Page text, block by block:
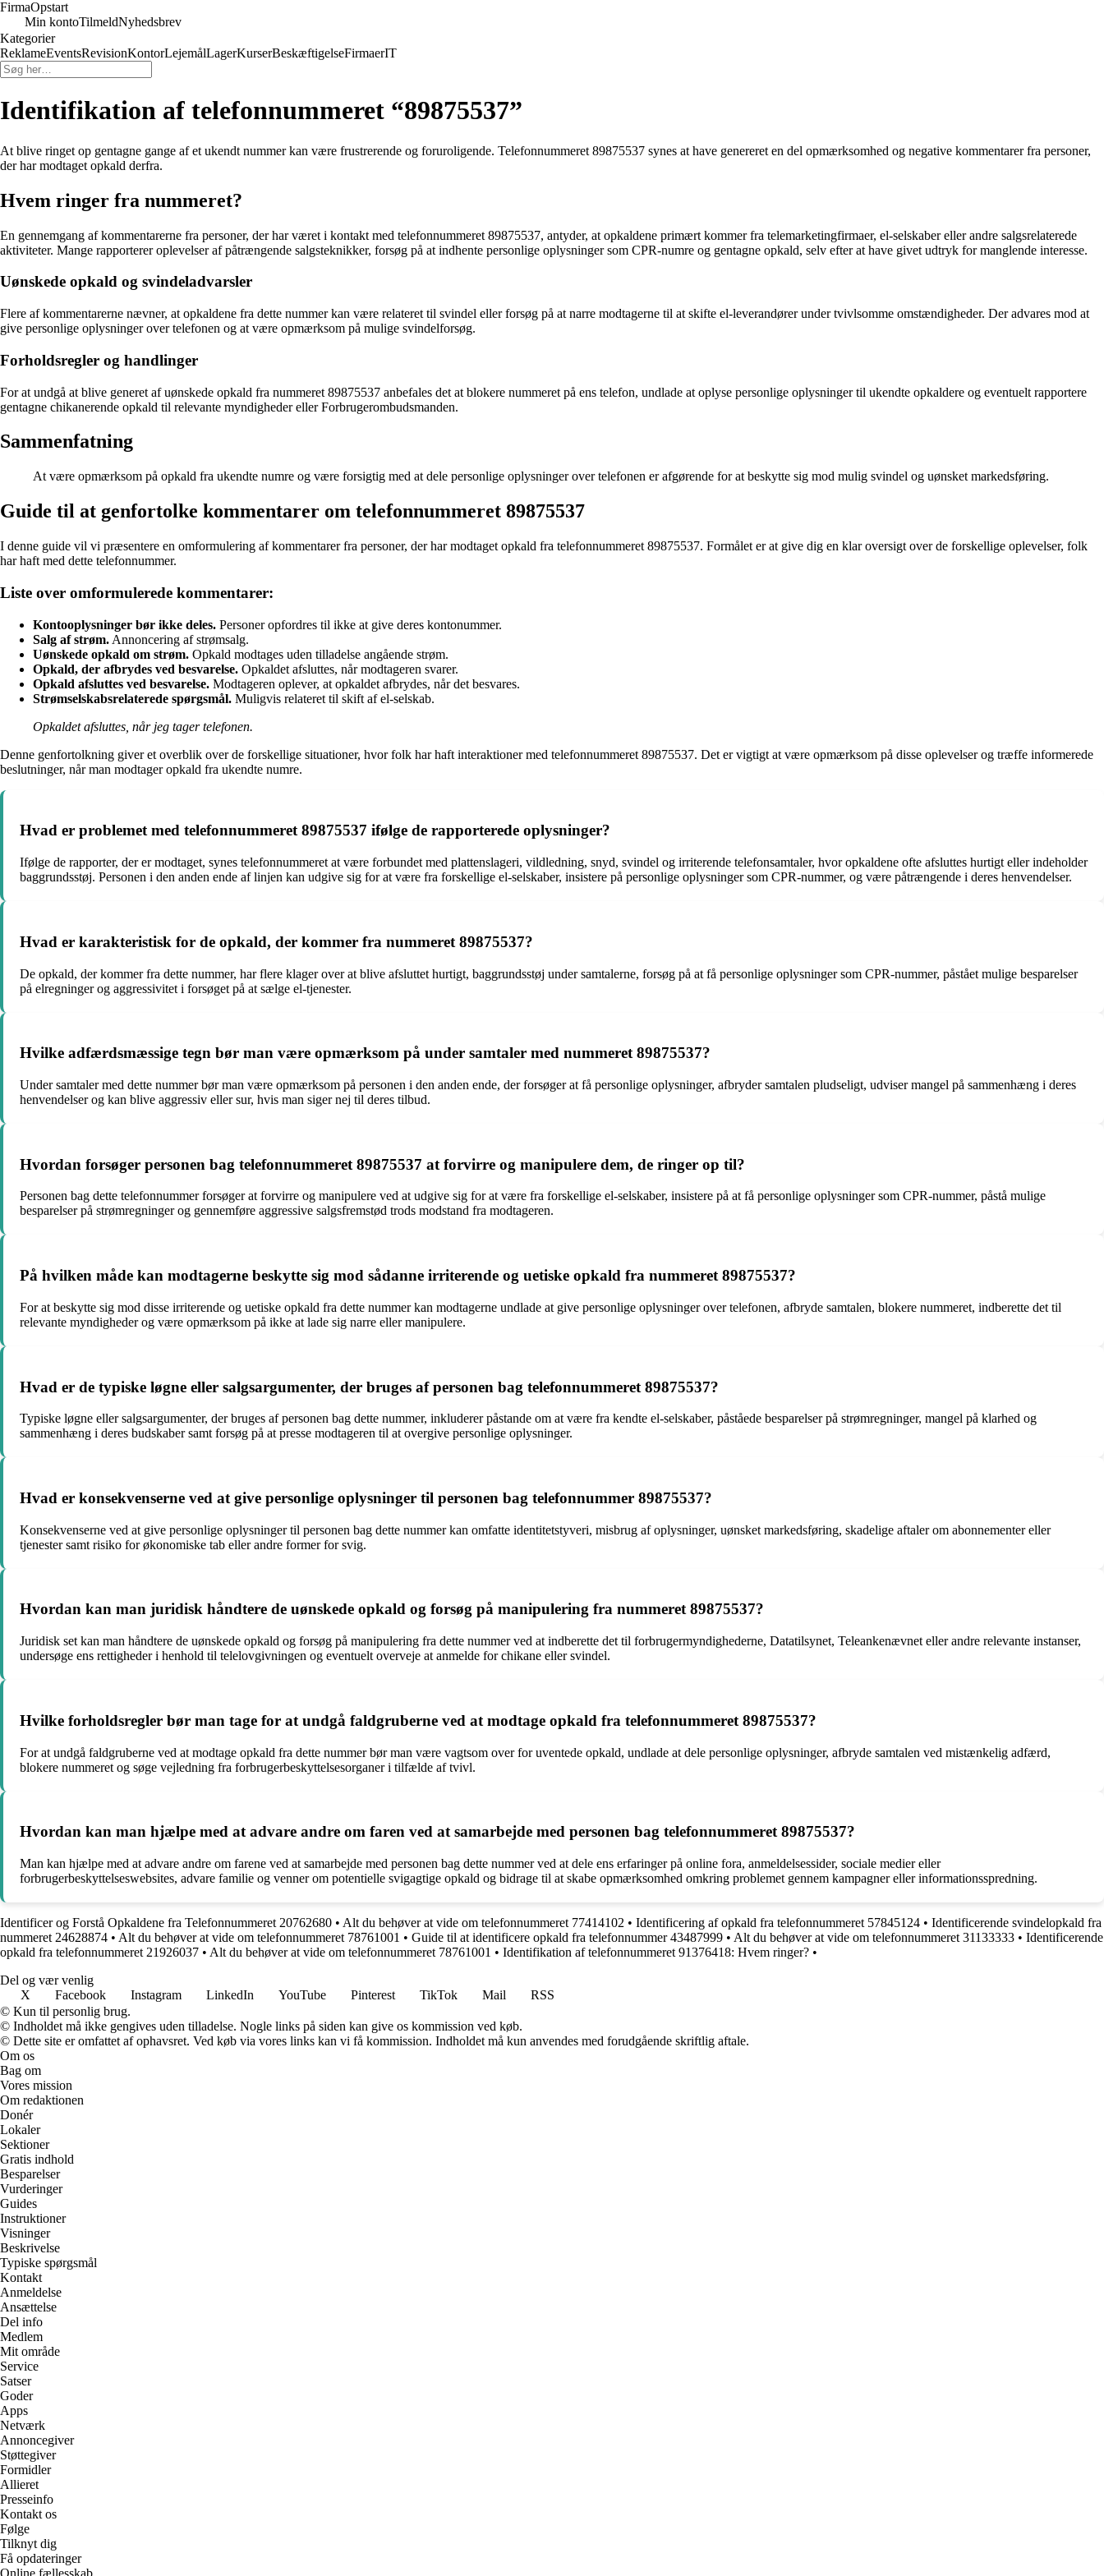
FirmaOpstart
Min kontoTilmeldNyhedsbrev
Kategorier
ReklameEventsRevisionKontorLejemålLagerKurserBeskæftigelseFirmaerIT
Identifikation af telefonnummeret “89875537”
At blive ringet op gentagne gange af et ukendt nummer kan være frustrerende og foruroligende. Telefonnummeret 89875537 synes at have genereret en del opmærksomhed og negative kommentarer fra personer,
der har modtaget opkald derfra.
Hvem ringer fra nummeret?
En gennemgang af kommentarerne fra personer, der har været i kontakt med telefonnummeret 89875537, antyder, at opkaldene primært kommer fra telemarketingfirmaer, el-selskaber eller andre salgsrelaterede
aktiviteter. Mange rapporterer oplevelser af påtrængende salgsteknikker, forsøg på at indhente personlige oplysninger som CPR-numre og gentagne opkald, selv efter at have givet udtryk for manglende interesse.
Uønskede opkald og svindeladvarsler
Flere af kommentarerne nævner, at opkaldene fra dette nummer kan være relateret til svindel eller forsøg på at narre modtagerne til at skifte el-leverandører under tvivlsomme omstændigheder. Der advares mod at
give personlige oplysninger over telefonen og at være opmærksom på mulige svindelforsøg.
Forholdsregler og handlinger
For at undgå at blive generet af uønskede opkald fra nummeret 89875537 anbefales det at blokere nummeret på ens telefon, undlade at oplyse personlige oplysninger til ukendte opkaldere og eventuelt rapportere
gentagne chikanerende opkald til relevante myndigheder eller Forbrugerombudsmanden.
Sammenfatning
At være opmærksom på opkald fra ukendte numre og være forsigtig med at dele personlige oplysninger over telefonen er afgørende for at beskytte sig mod mulig svindel og uønsket markedsføring.
Guide til at genfortolke kommentarer om telefonnummeret 89875537
I denne guide vil vi præsentere en omformulering af kommentarer fra personer, der har modtaget opkald fra telefonnummeret 89875537. Formålet er at give dig en klar oversigt over de forskellige oplevelser, folk
har haft med dette telefonnummer.
Liste over omformulerede kommentarer:
Kontooplysninger bør ikke deles. Personer opfordres til ikke at give deres kontonummer.
Salg af strøm. Annoncering af strømsalg.
Uønskede opkald om strøm. Opkald modtages uden tilladelse angående strøm.
Opkald, der afbrydes ved besvarelse. Opkaldet afsluttes, når modtageren svarer.
Opkald afsluttes ved besvarelse. Modtageren oplever, at opkaldet afbrydes, når det besvares.
Strømselskabsrelaterede spørgsmål. Muligvis relateret til skift af el-selskab.
Opkaldet afsluttes, når jeg tager telefonen.
Denne genfortolkning giver et overblik over de forskellige situationer, hvor folk har haft interaktioner med telefonnummeret 89875537. Det er vigtigt at være opmærksom på disse oplevelser og træffe informerede
beslutninger, når man modtager opkald fra ukendte numre.
Hvad er problemet med telefonnummeret 89875537 ifølge de rapporterede oplysninger?
Ifølge de rapporter, der er modtaget, synes telefonnummeret at være forbundet med plattenslageri, vildledning, snyd, svindel og irriterende telefonsamtaler, hvor opkaldene ofte afsluttes hurtigt eller indeholder
baggrundsstøj. Personen i den anden ende af linjen kan udgive sig for at være fra forskellige el-selskaber, insistere på personlige oplysninger som CPR-nummer, og være påtrængende i deres henvendelser.
Hvad er karakteristisk for de opkald, der kommer fra nummeret 89875537?
De opkald, der kommer fra dette nummer, har flere klager over at blive afsluttet hurtigt, baggrundsstøj under samtalerne, forsøg på at få personlige oplysninger som CPR-nummer, påstået mulige besparelser
på elregninger og aggressivitet i forsøget på at sælge el-tjenester.
Hvilke adfærdsmæssige tegn bør man være opmærksom på under samtaler med nummeret 89875537?
Under samtaler med dette nummer bør man være opmærksom på personen i den anden ende, der forsøger at få personlige oplysninger, afbryder samtalen pludseligt, udviser mangel på sammenhæng i deres
henvendelser og kan blive aggressiv eller sur, hvis man siger nej til deres tilbud.
Hvordan forsøger personen bag telefonnummeret 89875537 at forvirre og manipulere dem, de ringer op til?
Personen bag dette telefonnummer forsøger at forvirre og manipulere ved at udgive sig for at være fra forskellige el-selskaber, insistere på at få personlige oplysninger som CPR-nummer, påstå mulige
besparelser på strømregninger og gennemføre aggressive salgsfremstød trods modstand fra modtageren.
På hvilken måde kan modtagerne beskytte sig mod sådanne irriterende og uetiske opkald fra nummeret 89875537?
For at beskytte sig mod disse irriterende og uetiske opkald fra dette nummer kan modtagerne undlade at give personlige oplysninger over telefonen, afbryde samtalen, blokere nummeret, indberette det til
relevante myndigheder og være opmærksom på ikke at lade sig narre eller manipulere.
Hvad er de typiske løgne eller salgsargumenter, der bruges af personen bag telefonnummeret 89875537?
Typiske løgne eller salgsargumenter, der bruges af personen bag dette nummer, inkluderer påstande om at være fra kendte el-selskaber, påståede besparelser på strømregninger, mangel på klarhed og
sammenhæng i deres budskaber samt forsøg på at presse modtageren til at overgive personlige oplysninger.
Hvad er konsekvenserne ved at give personlige oplysninger til personen bag telefonnummer 89875537?
Konsekvenserne ved at give personlige oplysninger til personen bag dette nummer kan omfatte identitetstyveri, misbrug af oplysninger, uønsket markedsføring, skadelige aftaler om abonnementer eller
tjenester samt risiko for økonomiske tab eller andre former for svig.
Hvordan kan man juridisk håndtere de uønskede opkald og forsøg på manipulering fra nummeret 89875537?
Juridisk set kan man håndtere de uønskede opkald og forsøg på manipulering fra dette nummer ved at indberette det til forbrugermyndighederne, Datatilsynet, Teleankenævnet eller andre relevante instanser,
undersøge ens rettigheder i henhold til telelovgivningen og eventuelt overveje at anmelde for chikane eller svindel.
Hvilke forholdsregler bør man tage for at undgå faldgruberne ved at modtage opkald fra telefonnummeret 89875537?
For at undgå faldgruberne ved at modtage opkald fra dette nummer bør man være vagtsom over for uventede opkald, undlade at dele personlige oplysninger, afbryde samtalen ved mistænkelig adfærd,
blokere nummeret og søge vejledning fra forbrugerbeskyttelsesorganer i tilfælde af tvivl.
Hvordan kan man hjælpe med at advare andre om faren ved at samarbejde med personen bag telefonnummeret 89875537?
Man kan hjælpe med at advare andre om farene ved at samarbejde med personen bag dette nummer ved at dele ens erfaringer på online fora, anmeldelsessider, sociale medier eller
forbrugerbeskyttelseswebsites, advare familie og venner om potentielle svigagtige opkald og bidrage til at skabe opmærksomhed omkring problemet gennem kampagner eller informationsspredning.
Identificer og Forstå Opkaldene fra Telefonnummeret 20762680 • Alt du behøver at vide om telefonnummeret 77414102 • Identificering af opkald fra telefonnummeret 57845124 • Identificerende svindelopkald fra
nummeret 24628874 • Alt du behøver at vide om telefonnummeret 78761001 • Guide til at identificere opkald fra telefonnummer 43487999 • Alt du behøver at vide om telefonnummeret 31133333 • Identificerende
opkald fra telefonnummeret 21926037 • Alt du behøver at vide om telefonnummeret 78761001 • Identifikation af telefonnummeret 91376418: Hvem ringer? •
Del og vær venlig
X
Facebook Instagram LinkedIn YouTube Pinterest TikTok Mail
RSS
© Kun til personlig brug.
© Indholdet må ikke gengives uden tilladelse. Nogle links på siden kan give os kommission ved køb.
© Dette site er omfattet af ophavsret. Ved køb via vores links kan vi få kommission. Indholdet må kun anvendes med forudgående skriftlig aftale.
Om os
Bag om
Vores mission
Om redaktionen
Donér
Lokaler
Sektioner
Gratis indhold
Besparelser
Vurderinger
Guides
Instruktioner
Visninger
Beskrivelse
Typiske spørgsmål
Kontakt
Anmeldelse
Ansættelse
Del info
Medlem
Mit område
Service
Satser
Goder
Apps
Netværk
Annoncegiver
Støttegiver
Formidler
Allieret
Presseinfo
Kontakt os
Følge
Tilknyt dig
Få opdateringer
Online fællesskab